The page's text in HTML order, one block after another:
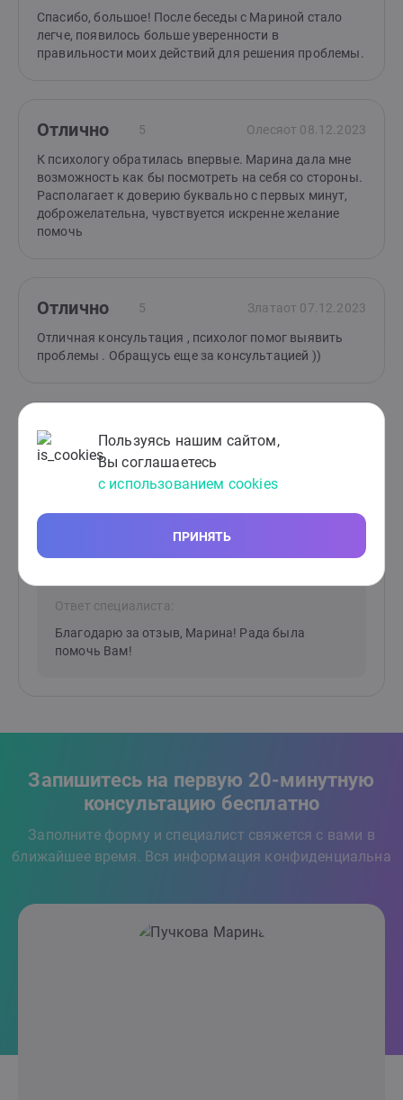
Пользуясь нашим сайтом,
Вы соглашаетесь
с использованием cookies
ПРИНЯТЬ
Спасибо, большое! После беседы с Мариной стало
легче, появилось больше уверенности в
правильности моих действий для решения проблемы.
Отлично 5 Олесяот 08.12.2023
К психологу обратилась впервые. Марина дала мне
возможность как бы посмотреть на себя со стороны.
Располагает к доверию буквально с первых минут,
доброжелательна, чувствуется искренне желание
помочь
Отлично 5 Златаот 07.12.2023
Отличная консультация , психолог помог выявить
проблемы . Обращусь еще за консультацией ))
Отлично Марина
Очень довольна беседой с ней, на душе стало легко,
успокоилась. После разговора я поняла что мне не
решить и побороть эти проблемы в себе. А также
поверить, что с ними возможно разобраться, если
пойти дальше. Спасибо Пучкова Марина!!!
Ответ специалиста:
Благодарю за отзыв, Марина! Рада была
помочь Вам!
Запишитесь на первую 20-минутную
консультацию бесплатно
Заполните форму и специалист свяжется с вами в
ближайшее время. Вся информация конфиденциальна